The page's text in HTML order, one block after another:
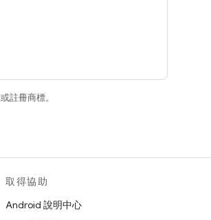
註冊商標。
取得協助
Android 說明中心